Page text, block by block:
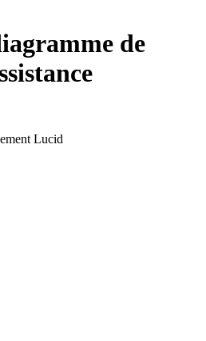
de
Lucid